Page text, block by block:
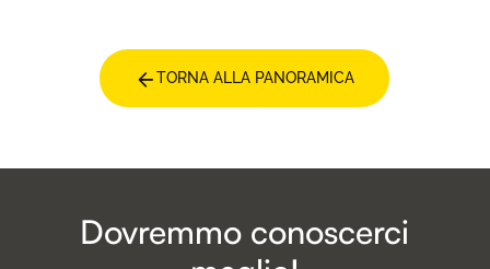
TORNA ALLA PANORAMICA
Dovremmo conoscerci